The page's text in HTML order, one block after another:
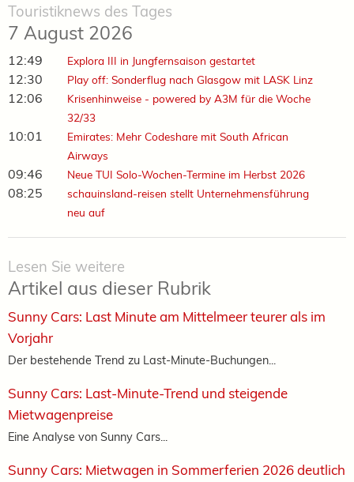
Touristiknews des Tages
7 August 2026
12:49 Explora III in Jungfernsaison gestartet
12:30 Play off: Sonderflug nach Glasgow mit LASK Linz
12:06
Krisenhinweise - powered by A3M für die Woche
32/33
10:01
Emirates: Mehr Codeshare mit South African
Airways
09:46 Neue TUI Solo-Wochen-Termine im Herbst 2026
08:25
schauinsland-reisen stellt Unternehmensführung
neu auf
Lesen Sie weitere
Artikel aus dieser Rubrik
Sunny Cars: Last Minute am Mittelmeer teurer als im
Vorjahr
Der bestehende Trend zu Last-Minute-Buchungen...
Sunny Cars: Last-Minute-Trend und steigende
Mietwagenpreise
Eine Analyse von Sunny Cars...
Sunny Cars: Mietwagen in Sommerferien 2026 deutlich